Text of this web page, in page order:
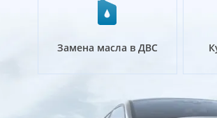
Замена масла в ДВС